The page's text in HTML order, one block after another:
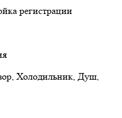
регистрации
Холодильник, Душ,